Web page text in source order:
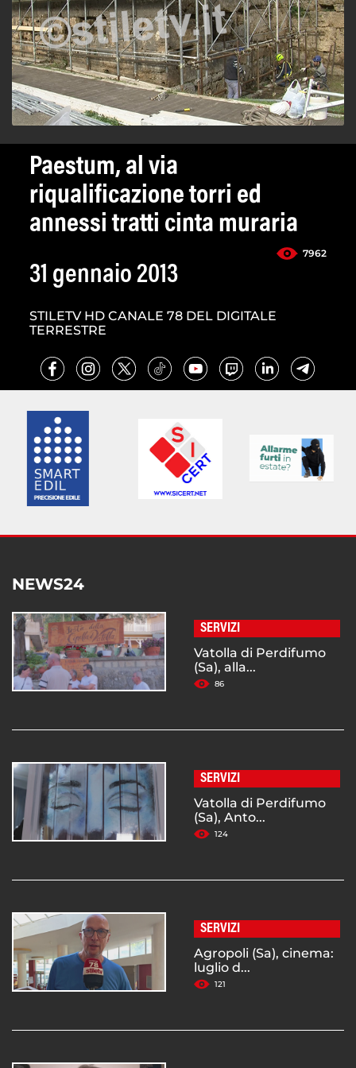
Paestum, al via
riqualificazione torri ed
annessi tratti cinta muraria
7962
31 gennaio 2013
STILETV HD CANALE 78 DEL DIGITALE
TERRESTRE
NEWS24
SERVIZI
Vatolla di Perdifumo
(Sa), alla...
86
SERVIZI
Vatolla di Perdifumo
(Sa), Anto...
124
SERVIZI
Agropoli (Sa), cinema:
luglio d...
121